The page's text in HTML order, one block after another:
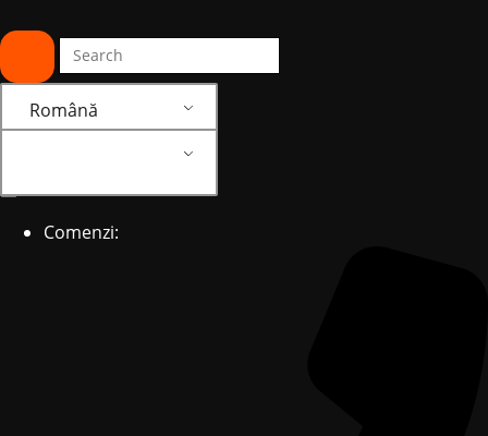
Română
Comenzi: